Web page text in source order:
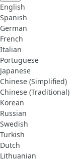
English
Spanish
German
French
Italian
Portuguese
Japanese
Chinese (Simplified)
Chinese (Traditional)
Korean
Russian
Swedish
Turkish
Dutch
Lithuanian